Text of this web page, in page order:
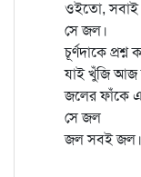
ওইতো, সবাই
সে জল।
চূর্ণদাকে
যাই খুঁজি আজ
জলের ফাঁকে
সে জল
জল সবই জল।